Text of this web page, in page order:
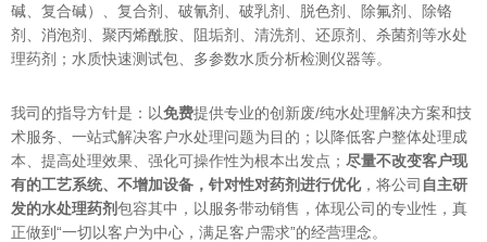
碱、复合碱）、复合剂、破氰剂、破乳剂、脱色剂、除氟剂、除铬
剂、消泡剂、聚丙烯酰胺、阻垢剂、清洗剂、还原剂、杀菌剂等水处
理药剂；水质快速测试包、多参数水质分析检测仪器等。
我司的指导方针是：以免费提供专业的创新废/纯水处理解决方案和技
术服务、一站式解决客户水处理问题为目的；以降低客户整体处理成
本、提高处理效果、强化可操作性为根本出发点； 尽量不改变客户现
有的工艺系统、不增加设备，针对性对药剂进行优化，将公司 自主研
发的水处理药剂包容其中，以服务带动销售，体现公司的专业性，真
正做到“一切以客户为中心，满足客户需求”的经营理念。